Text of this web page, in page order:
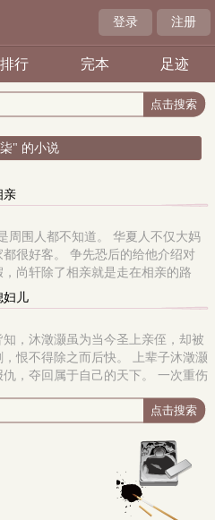
登录 注册
排行 完本 足迹
" 的小说
亲
周围人都不知道。 华夏人不仅大妈
很好客。 争先恐后的给他介绍对
尚轩除了相亲就是走在相亲的路
能找月租女友。 女
妇儿
，沐澂灏虽为当今圣上亲侄，却被
恨不得除之而后快。 上辈子沐澂灏
，夺回属于自己的天下。 一次重伤